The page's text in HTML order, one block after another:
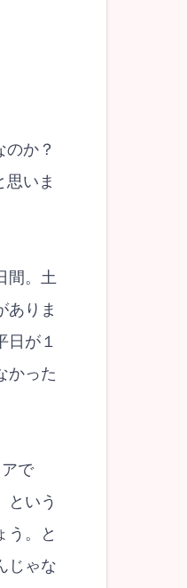
か？
思いま
間。土
ありま
日が１
かった
で
という
う。と
じゃな